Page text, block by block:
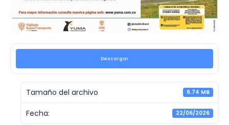
Descargar
Tamaño del archivo 6.74 MB
Fecha: 22/06/2026